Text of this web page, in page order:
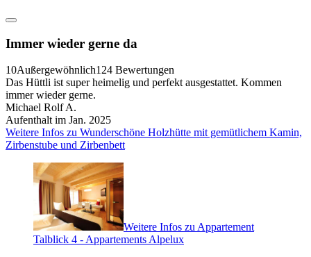
Immer wieder gerne da
10Außergewöhnlich124 Bewertungen
Das Hüttli ist super heimelig und perfekt ausgestattet. Kommen
immer wieder gerne.
Michael Rolf A.
Aufenthalt im Jan. 2025
Weitere Infos zu Wunderschöne Holzhütte mit gemütlichem Kamin,
Zirbenstube und Zirbenbett
Weitere Infos zu Appartement
Talblick 4 - Appartements Alpelux